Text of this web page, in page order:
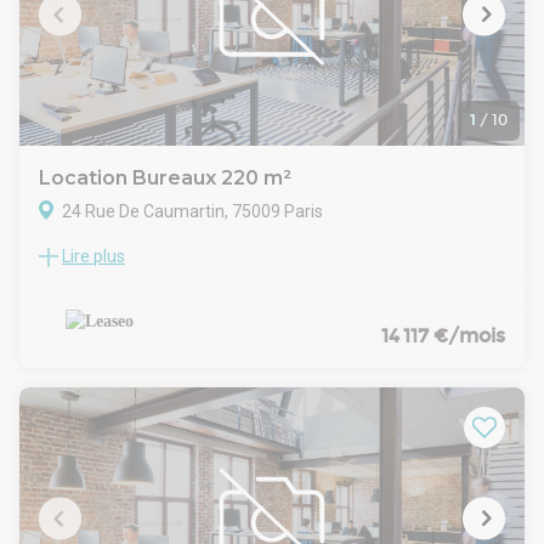
exposé sont disponibles sur le site Géorisques :
www.georisques.gouv.fr
Conditions juridiques et financieres :
Bail : 3-6-9 ans
Régime fiscal : T.V.A.
Indexation : Indexation annuelle selon indice ILAT
Modalités : Paiement trimestriellement d'avance
Honoraires :
1 / 10
Location Bureaux 220 m²
24 Rue De Caumartin, 75009 Paris
OPERA / MADELEINE : Dans un bel immeuble en pierre de
propose à la location des bureaux lumineux offrant une
configuration idéale- Taxe bureaux : 26.71 € /m²/an
postes, 3 salles de réunions, coin cuisine et sanitaires
- Balcon filant
- Bureaux rénovés, en excellent état
- Locaux traversants et très lumineux
- Double vitrage
- Parquet massif avec plancher technique
Lire plus
14 117 €/mois